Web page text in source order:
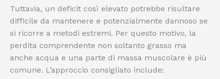
Tuttavia, un deficit così elevato potrebbe risultare
difficile da mantenere e potenzialmente dannoso se
si ricorre a metodi estremi. Per questo motivo, la
perdita comprendente non soltanto grasso ma
anche acqua e una parte di massa muscolare è più
comune. L’approccio consigliato include: